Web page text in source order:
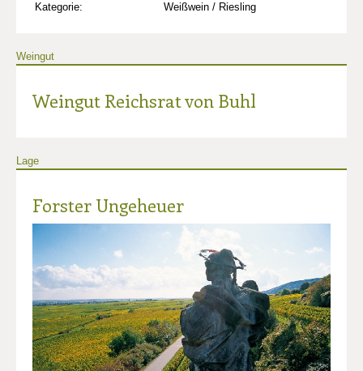
Kategorie:
Weißwein / Riesling
Weingut
Weingut Reichsrat von Buhl
Lage
Forster Ungeheuer